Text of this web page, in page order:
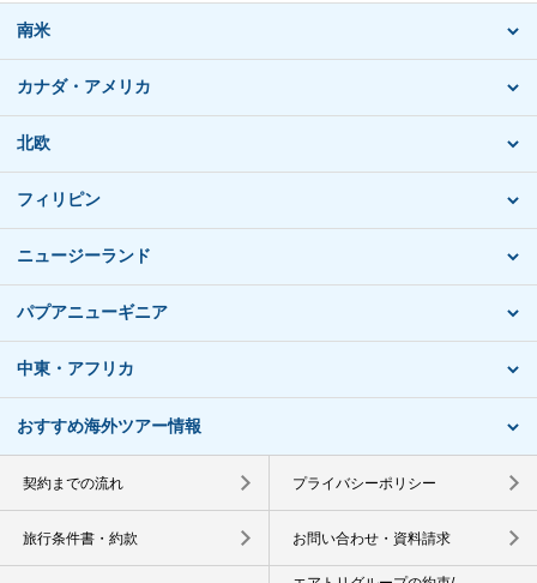
南米
カナダ・アメリカ
北欧
フィリピン
ニュージーランド
パプアニューギニア
中東・アフリカ
おすすめ海外ツアー情報
契約までの流れ プライバシーポリシー
旅行条件書・約款 お問い合わせ・資料請求